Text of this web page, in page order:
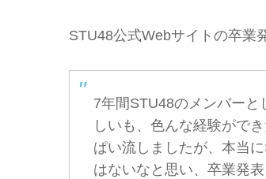
STU48公式Webサイトの卒業
7年間STU48のメンバー
しいも、色んな経験がで
ぱい流しましたが、本当
はないなと思い、卒業発